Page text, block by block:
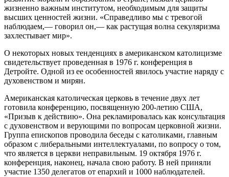
жизненно важным институтом, необходимым для защиты
высших ценностей жизни. «Справедливо мы с тревогой
наблюдаем,— говорил он,— как растущая волна секуляризма
захлестывает мир».
О некоторых новых тенденциях в американском католицизме
свидетельствует проведенная в 1976 г. конференция в
Детройте. Одной из ее особенностей явилось участие наряду с
духовенством и мирян.
Американская католическая церковь в течение двух лет
готовила конференцию, посвященную 200-летию США,
«Призыв к действию». Она рекламировалась как консультация
с духовенством и верующими по вопросам церковной жизни.
Группа епископов проводила беседы с католиками, главным
образом с либеральными интеллектуалами, по вопросу о том,
что является в церкви неправильным. 19 октября 1976 г.
конференция, наконец, начала свою работу. В ней приняли
участие 1350 делегатов от епархий и 1000 наблюдателей.